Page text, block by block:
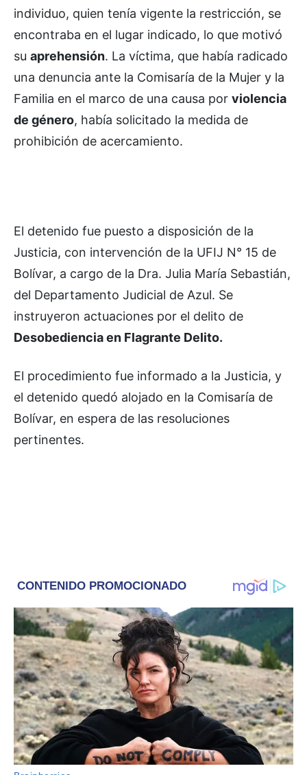
individuo, quien tenía vigente la restricción, se
encontraba en el lugar indicado, lo que motivó
su aprehensión. La víctima, que había radicado
una denuncia ante la Comisaría de la Mujer y la
Familia en el marco de una causa por violencia
de género, había solicitado la medida de
prohibición de acercamiento.
El detenido fue puesto a disposición de la
Justicia, con intervención de la UFIJ N° 15 de
Bolívar, a cargo de la Dra. Julia María Sebastián,
del Departamento Judicial de Azul. Se
instruyeron actuaciones por el delito de
Desobediencia en Flagrante Delito.
El procedimiento fue informado a la Justicia, y
el detenido quedó alojado en la Comisaría de
Bolívar, en espera de las resoluciones
pertinentes.